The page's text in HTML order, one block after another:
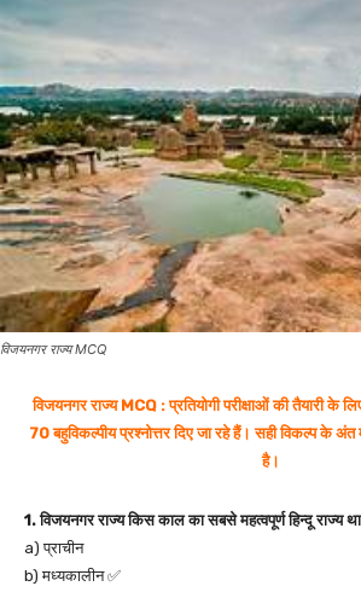
विजयनगर राज्य MCQ
विजयनगर राज्य MCQ : प्रतियोगी परीक्षाओं की तैयारी के
70 बहुविकल्पीय प्रश्नोत्तर दिए जा रहे हैं। सही विकल्प के अंत
है।
1. विजयनगर राज्य किस काल का सबसे महत्वपूर्ण हिन्दू राज्य
a) प्राचीन
b) मध्यकालीन ✅